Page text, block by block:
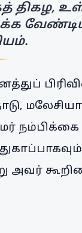
திகழ,
நம்பிக்கை
அவர்